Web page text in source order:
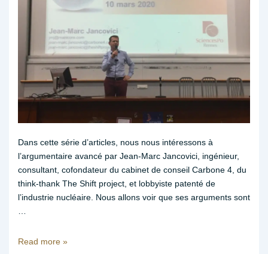
Dans cette série d’articles, nous nous intéressons à
l’argumentaire avancé par Jean-Marc Jancovici, ingénieur,
consultant, cofondateur du cabinet de conseil Carbone 4, du
think-thank The Shift project, et lobbyiste patenté de
l’industrie nucléaire. Nous allons voir que ses arguments sont
En
Read more »